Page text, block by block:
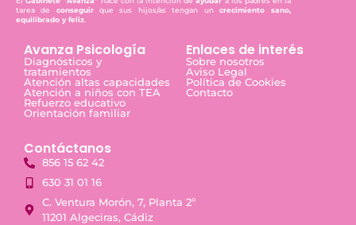
tarea de conseguirque sus hijos/as tengan un crecimiento sano,
equilibrado y feliz
Avanza Psicología
Diagnósticos y
tratamientos
Atención altas capacidades
Atención a niños con TEA
Refuerzo educativo
Orientación familiar
Enlaces de interés
Sobre nosotros
Aviso Legal
Política de Cookies
Contacto
Contáctanos
856 15 62 42
630 31 01 16
C. Ventura Morón, 7, Planta 2º
11201 Algeciras, Cádiz